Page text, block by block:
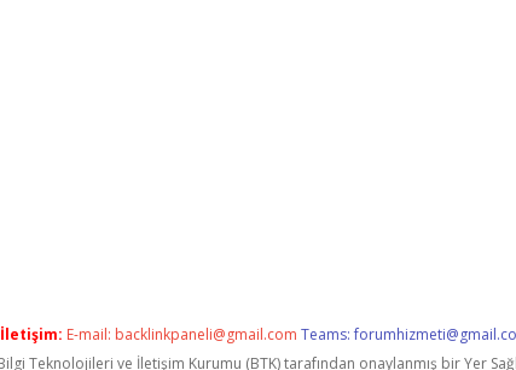
E-mail: backlinkpaneli@gmail.com Teams:
Bilgi Teknolojileri ve İletişim Kurumu (BTK) tarafından onaylanmış bir